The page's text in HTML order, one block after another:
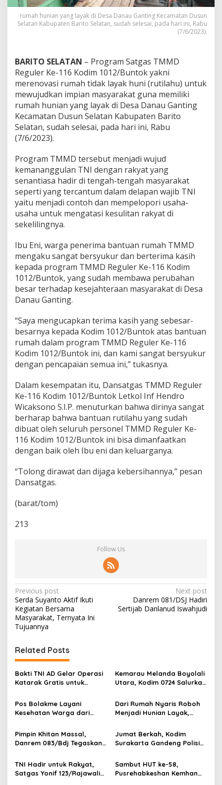
t
o
k
k
a
n
I
m
p
i
W
a
r
g
a
M
l
i
R
u
m
a
h
a
k
H
u
n
i
rumah hunian yang layak di Desa Danau Ganting Kecamatan Dusun
Selatan Kabupaten Barito Selatan, sudah selesai, pada hari ini, Rabu
(7/6/2023).
BARITO SELATAN – Program Satgas TMMD
Reguler Ke-116 Kodim 1012/Buntok yakni
merenovasi rumah tidak layak huni (rutilahu) untuk
mewujudkan impian masyarakat guna memiliki
rumah hunian yang layak di Desa Danau Ganting
Kecamatan Dusun Selatan Kabupaten Barito
Selatan, sudah selesai, pada hari ini, Rabu
(7/6/2023).
Program TMMD tersebut menjadi wujud
kemananggulan TNI dengan rakyat yang
senantiasa hadir di tengah-tengah masyarakat
seperti yang tercantum dalam delapan wajib TNI
yaitu menjadi contoh dan mempelopori usaha-
usaha untuk mengatasi kesulitan rakyat di
sekelilingnya.
Ibu Eni, warga penerima bantuan rumah TMMD
mengaku sangat bersyukur dan berterima kasih
kepada program TMMD Reguler Ke-116 Kodim
1012/Buntok, yang sudah membawa perubahan
besar terhadap kesejahteraan masyarakat di Desa
Danau Ganting.
“Saya mengucapkan terima kasih yang sebesar-
besarnya kepada Kodim 1012/Buntok atas bantuan
rumah dalam program TMMD Reguler Ke-116
Kodim 1012/Buntok ini, dan kami sangat bersyukur
dengan pencapaian semua ini,” tukasnya.
Dalam kesempatan itu, Dansatgas TMMD Reguler
Ke-116 Kodim 1012/Buntok Letkol Inf Hendro
Wicaksono S.I.P. menuturkan bahwa dirinya sangat
berharap bahwa bantuan rutilahu yang sudah
dibuat oleh seluruh personel TMMD Reguler Ke-
116 Kodim 1012/Buntok ini bisa dimanfaatkan
dengan baik oleh Ibu eni dan keluarganya.
“Tolong dirawat dan dijaga kebersihannya,” pesan
Dansatgas.
(barat/tom)
213
Follow Us
P
o
s
t
n
a
v
i
g
a
t
i
o
n
Previous post
Serda Suyanto Aktif Ikuti
Kegiatan Bersama
Masyarakat, Ternyata Ini
Tujuannya
Next post
Danrem 081/DSJ Hadiri
Sertijab Danlanud Iswahjudi
Related Posts
Bakti TNI AD Gelar Operasi
Katarak Gratis untuk
Kemarau Melanda Boyolali
Utara, Kodim 0724 Salurkan
Pos Bolakme Layani
Kesehatan Warga dari
Pegunungan
Dari Rumah Nyaris Roboh
Menjadi Hunian Layak,
Wujudkan Harapan Ibu Feri
Pimpin Khitan Massal,
Danrem 083/Bdj Tegaskan
Jumat Berkah, Kodim
Surakarta Gandeng Polisi
Gratis untuk Warga
TNI Hadir untuk Rakyat,
Satgas Yonif 123/Rajawali
Sambut HUT ke-58,
Pusrehabkeshan Kemhan